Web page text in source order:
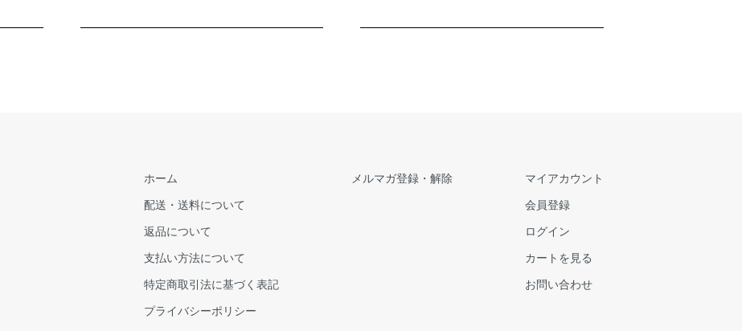
ホーム
配送・送料について
返品について
支払い方法について
特定商取引法に基づく表記
プライバシーポリシー
メルマガ登録・解除
マイアカウント
会員登録
ログイン
カートを見る
お問い合わせ